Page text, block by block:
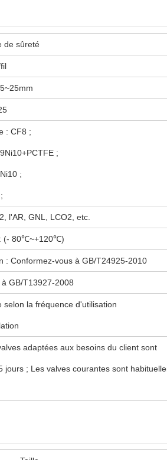
de sûreté
: CF8 ;
;
;
l'AR, GNL, LCO2, etc.
: (- 80℃~+120℃)
: Conformez-vous à GB/T24925-2010
GB/T13927-2008
selon la fréquence d'utilisation
adaptées aux besoins du client sont
jours ; Les valves courantes sont